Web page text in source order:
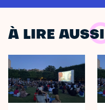
À LIRE AUSSI